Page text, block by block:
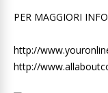
PER MAGGIORI
http://
http://